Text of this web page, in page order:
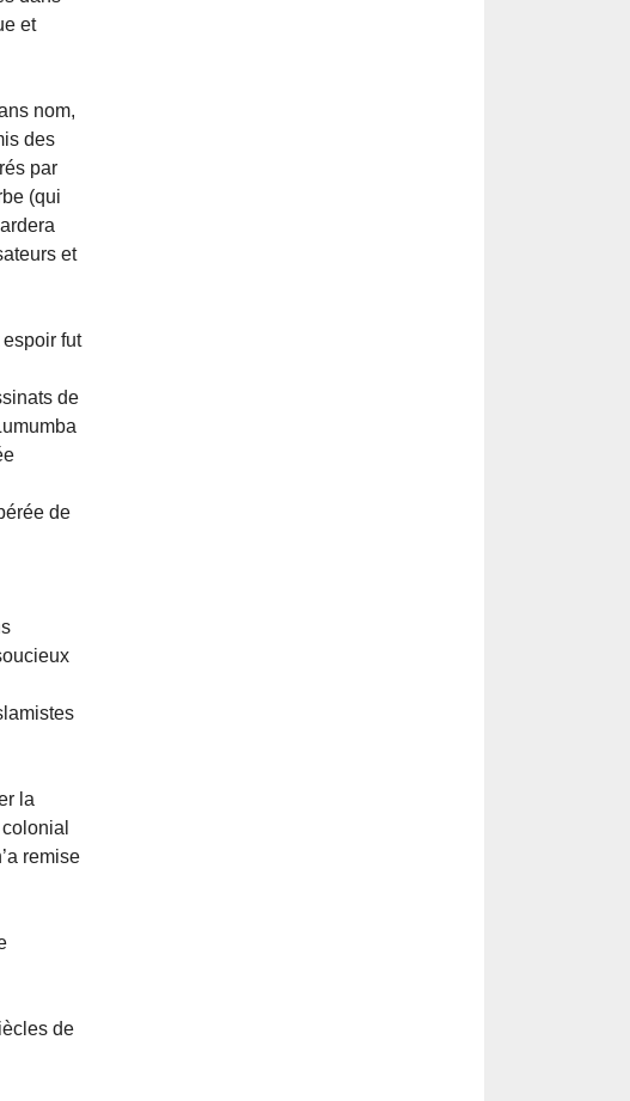
et
nom,
des
par
(qui
et
fut
de
de
la
remise
de